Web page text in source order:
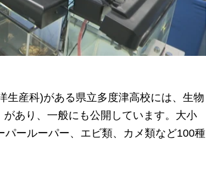
産科)がある県立多度津高校には、生物
あり、一般にも公開しています。大小
ールーパー、エビ類、カメ類など100種